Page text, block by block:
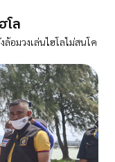
ล
อมวงเล่นไฮโลไม่สนโค